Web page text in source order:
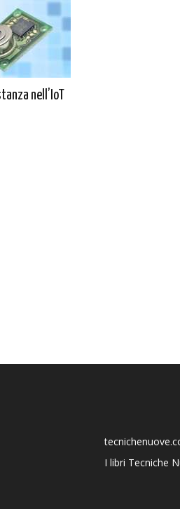
nell’IoT
I libri Tecniche